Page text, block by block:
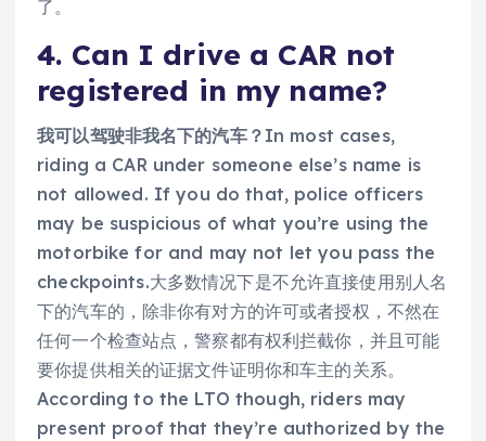
了。
4. Can I drive a CAR not
registered in my name?
我可以驾驶非我名下的汽车？ In most cases,
riding a CAR under someone else’s name is
not allowed. If you do that, police officers
may be suspicious of what you’re using the
motorbike for and may not let you pass the
checkpoints.大多数情况下是不允许直接使用别人名
下的汽车的，除非你有对方的许可或者授权，不然在
任何一个检查站点，警察都有权利拦截你，并且可能
要你提供相关的证据文件证明你和车主的关系。
According to the LTO though, riders may
present proof that they’re authorized by the